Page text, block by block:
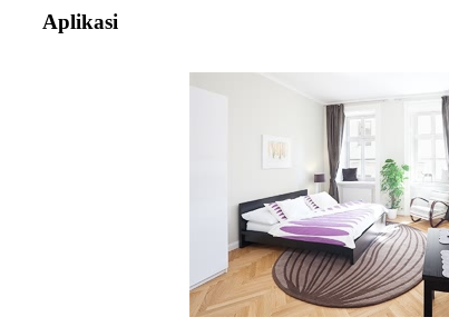
Aplikasi